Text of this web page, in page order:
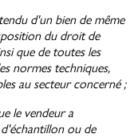
d'un bien de même
du droit de
que de toutes les
normes techniques,
au secteur concerné ;
le vendeur a
ou de